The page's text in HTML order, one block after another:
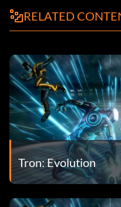
Belohnung: 20 Punkte
Zielsetzung: Bei der
200 erhalten
I Like Trains
Belohnung: 20 Punkte
RELATED
Tron: Evolution